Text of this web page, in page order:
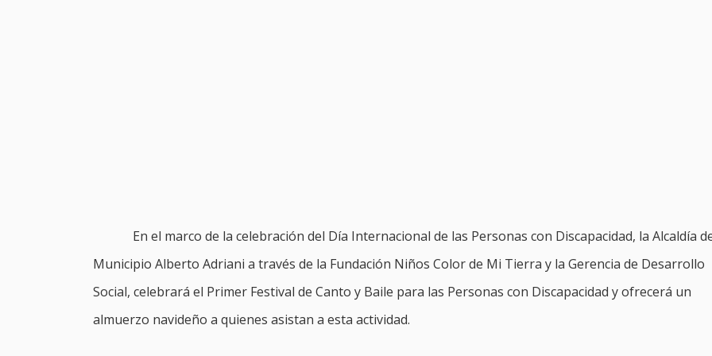
En el marco de la celebración del Día Internacional de las Personas con Discapacidad, la Alcaldía
Municipio Alberto Adriani a través de la Fundación Niños Color de Mi Tierra y la Gerencia de Desarrollo
Social, celebrará el Primer Festival de Canto y Baile para las Personas con Discapacidad y ofrecerá un
almuerzo navideño a quienes asistan a esta actividad.